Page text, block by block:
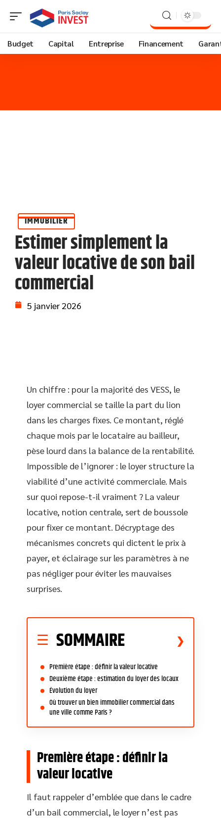
Budget Capital Entreprise Financement
IMMOBILIER
Estimer simplement la
valeur locative de son bail
commercial
5 janvier 2026
Un chiffre : pour la majorité des VESS, le
loyer commercial se taille la part du lion
dans les charges fixes. Ce montant, réglé
chaque mois par le locataire au bailleur,
pèse lourd dans la balance de la rentabilité.
Impossible de l’ignorer : le loyer structure la
viabilité d’une activité commerciale. Mais
sur quoi repose-t-il vraiment ? La valeur
locative, notion centrale, sert de boussole
pour fixer ce montant. Décryptage des
mécanismes concrets qui dictent le prix à
payer, et éclairage sur les paramètres à ne
pas négliger pour éviter les mauvaises
surprises.
SOMMAIRE
Première étape : définir la valeur locative
Deuxième étape : estimation du loyer des locaux
Évolution du loyer
Où trouver un bien immobilier commercial dans
une ville comme Paris ?
Première étape : définir la
valeur locative
Il faut rappeler d’emblée que dans le cadre
d’un bail commercial, le loyer n’est pas